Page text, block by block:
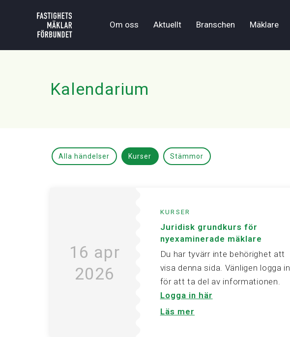
Om oss Aktuellt Branschen Mäklare
Kalendarium
Alla händelser Kurser Stämmor
16 apr
2026
KURSER
Juridisk grundkurs för
nyexaminerade mäklare
Du har tyvärr inte behörighet att
visa denna sida. Vänligen logga in
för att ta del av informationen.
Logga in här
Läs mer